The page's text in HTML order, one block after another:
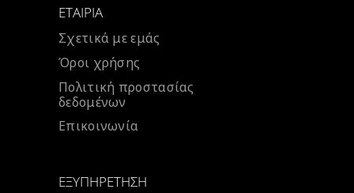
ΕΤΑΙΡΊΑ
Σχετικά με εμάς
Όροι χρήσης
Πολιτική προστασίας
δεδομένων
Επικοινωνία
ΕΞΥΠΗΡΈΤΗΣΗ